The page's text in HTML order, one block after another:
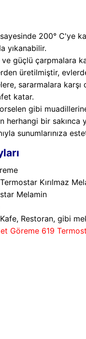
200° C'ye
yıkanabilir.
güçlü çarpmalara
üretilmiştir,
sararmalara karşı
katar.
gibi
herhangi bir sakınca
sunumlarınıza
Kırılmaz
Melamin
Restoran, gibi
Göreme 619